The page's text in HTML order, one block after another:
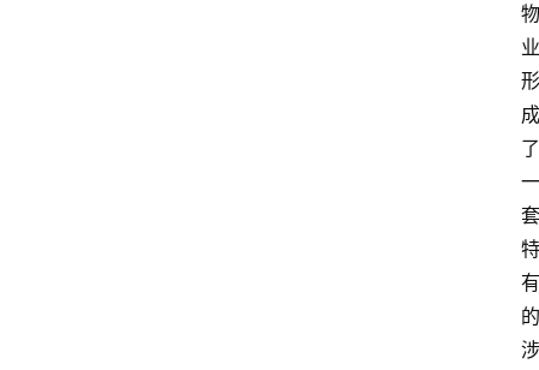
物
业
形
成
了
一
套
特
有
的
涉